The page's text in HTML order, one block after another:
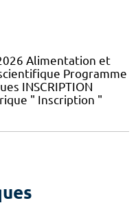
Alimentation et
Programme
​INSCRIPTION
" Inscription "